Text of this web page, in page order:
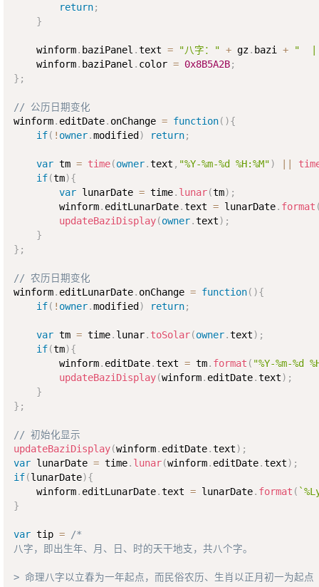
return;
}
    winform
. baziPanel .text = "八字：" + gz. bazi +
"  |
    winform
. baziPanel . color = 0x8B5A2B;
} ;
// 公历日期变化
winform. editDate. onChange = function( ){
if( ! owner.modified ) return;
var tm = time(owner.text , "%Y-%m-%d %H:%M")
if(tm){
var lunarDate = time. lunar(tm) ;
        winform
. editLunarDate.text = lunarDate. format
updateBaziDisplay(owner.text) ;
}
} ;
// 农历日期变化
winform. editLunarDate. onChange = function( ){
if( ! owner.modified ) return;
var tm = time. lunar. toSolar(owner.text) ;
if(tm){
        winform
. editDate.text = tm. format ( "%Y-%m-%d
updateBaziDisplay(winform. editDate.text) ;
}
} ;
// 初始化显示
updateBaziDisplay(winform. editDate.text) ;
var lunarDate = time. lunar(winform. editDate.text) ;
if(lunarDate){
    winform
. editLunarDate.text = lunarDate. format (
}
var tip =
/*
八字，即出生年、月、日、时的天干地支，共八个字。
> 命理八字以立春为一年起点，而民俗农历、生肖以正月初一为起点